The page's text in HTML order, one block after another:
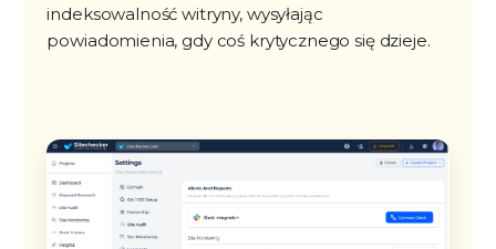
indeksowalność witryny, wysyłając
powiadomienia, gdy coś krytycznego się dzieje.